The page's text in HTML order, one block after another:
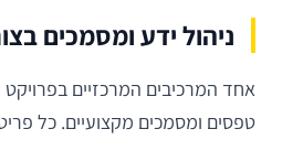
ניהול ידע ומסמכים
אחד המרכיבים המרכזיים
טפסים ומסמכים מקצועיים. כל